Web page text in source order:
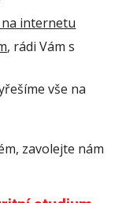
internetu
, rádi Vám s
vše na
zavolejte nám